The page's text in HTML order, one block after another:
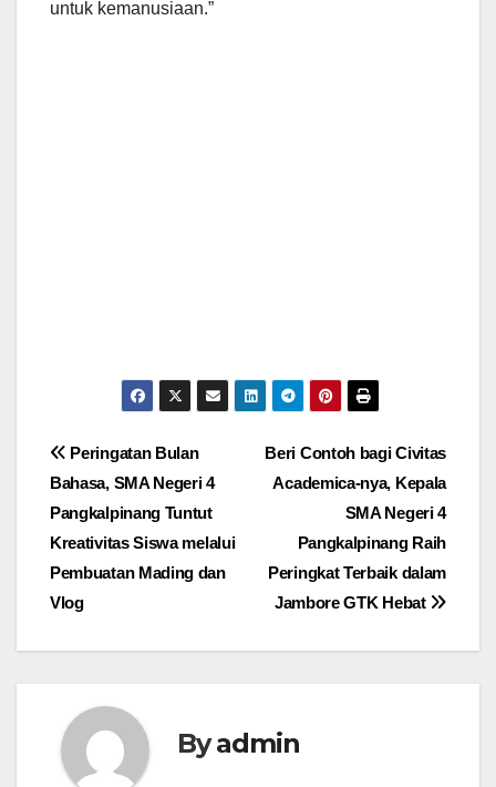
untuk kemanusiaan.”
Post
navigation
Beri Contoh bagi Civitas
Academica-nya, Kepala
SMA Negeri 4
Pangkalpinang Raih
Peringkat Terbaik dalam
Jambore GTK Hebat
Peringatan Bulan
Bahasa, SMA Negeri 4
Pangkalpinang Tuntut
Kreativitas Siswa melalui
Pembuatan Mading dan
Vlog
Byadmin